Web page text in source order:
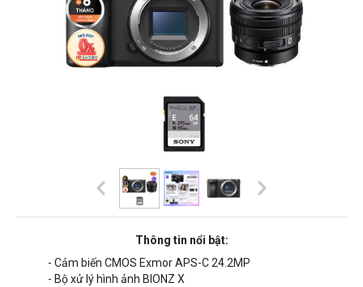
Thông tin nổi bật:
- Cảm biến CMOS Exmor APS-C 24.2MP
- Bộ xử lý hình ảnh BIONZ X